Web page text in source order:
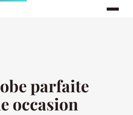
parfaite
occasion